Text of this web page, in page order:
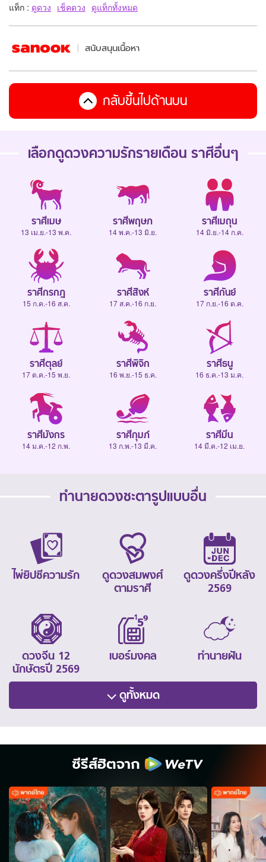
แท็ก : ดูดวง เช็คดวง ดูแท็กทั้งหมด
สนับสนุนเนื้อหา
กลับขึ้นไปด้านบน
เลือกดูดวงความรักรายเดือน ราศีอื่นๆ
ราศีเมษ
13 เม.ย.-13 พ.ค.
ราศีพฤษภ
14 พ.ค.-13 มิ.ย.
ราศีเมถุน
14 มิ.ย.-14 ก.ค.
ราศีกรกฎ
15 ก.ค.-16 ส.ค.
ราศีสิงห์
17 ส.ค.-16 ก.ย.
ราศีกันย์
17 ก.ย.-16 ต.ค.
ราศีตุลย์
17 ต.ค.-15 พ.ย.
ราศีพิจิก
16 พ.ย.-15 ธ.ค.
ราศีธนู
16 ธ.ค.-13 ม.ค.
ราศีมังกร
14 ม.ค.-12 ก.พ.
ราศีกุมภ์
13 ก.พ.-13 มี.ค.
ราศีมีน
14 มี.ค.-12 เม.ย.
ทำนายดวงชะตารูปแบบอื่น
ไพ่ยิปซีความรัก
ดูดวงสมพงศ์
ตามราศี
ดูดวงครึ่งปีหลัง
2569
ดวงจีน 12
นักษัตรปี 2569
เบอร์มงคล ทำนายฝัน
ดูทั้งหมด
ซีรีส์ฮิตจาก